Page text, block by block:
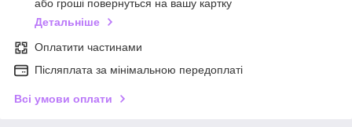
або гроші повернуться на вашу картку
Детальніше
Оплатити частинами
Післяплата за мінімальною передоплаті
Всі умови оплати